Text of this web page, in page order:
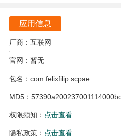
多样的结局设置使得每次游戏都
将直接影响故事的发展，增强了
SCP收容失效游戏优势
游戏采用了先进的优化技术，确
中也能保持流畅的体验，让玩家
必担心技术问题。
库存系统的设计让玩家在资源管
应用信息
厂商：互联网
官网：暂无
包名：com.felixfilip.scpae
MD5：
权限须知： 点击查看
隐私政策： 点击查看